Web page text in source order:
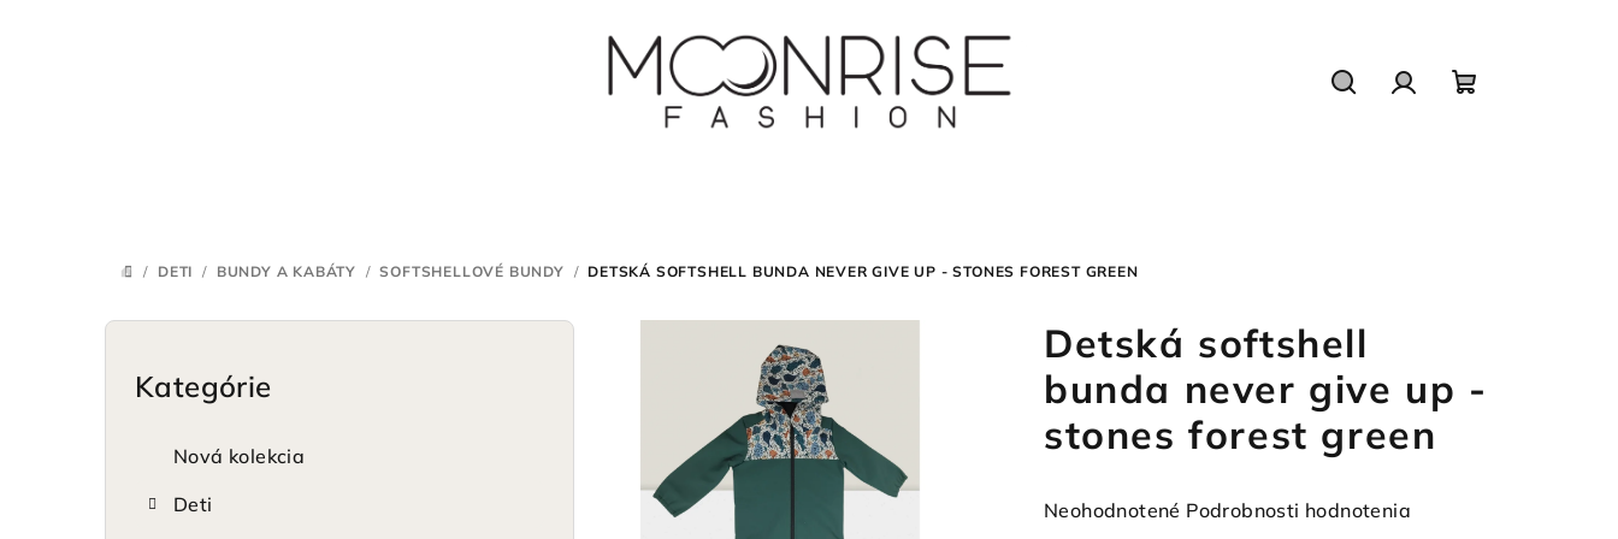
DOMOV
/ DETI / BUNDY A KABÁTY / SOFTSHELLOVÉ BUNDY / DETSKÁ SOFTSHELL BUNDA NEVER GIVE UP - STONES FOREST GREEN
B
Preskočiť
kategórie
Kategórie
Nová kolekcia
Deti
Detská softshell
bunda never give up -
stones forest green
Priemerné
Neohodnotené Podrobnosti hodnotenia